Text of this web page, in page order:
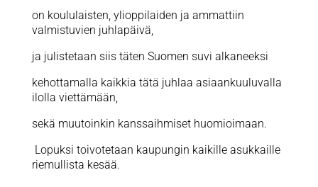
on koululaisten, ylioppilaiden ja ammattiin
valmistuvien juhlapäivä,
ja julistetaan siis täten Suomen suvi alkaneeksi
kehottamalla kaikkia tätä juhlaa asiaankuuluvalla
ilolla viettämään,
sekä muutoinkin kanssaihmiset huomioimaan.
Lopuksi toivotetaan kaupungin kaikille asukkaille
riemullista kesää.